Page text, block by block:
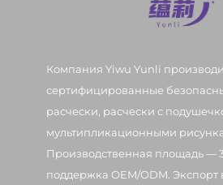
Компания Yiwu Yunli
сертифицированные
расчески, расчески с
мультипликационными
Производственная площадь —
поддержка OEM/ODM. Экспорт